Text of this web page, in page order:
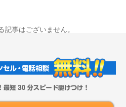
記事はございません。